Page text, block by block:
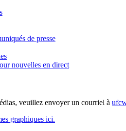
de presse
nouvelles en direct
veuillez envoyer un courriel à
graphiques ici.